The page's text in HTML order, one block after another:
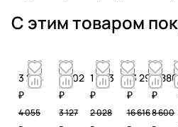
С этим товаром
3 244
₽
4 055
2 502
₽
3 127
1 623
₽
2 028
13 293
₽
16 616
6 880
₽
8 600